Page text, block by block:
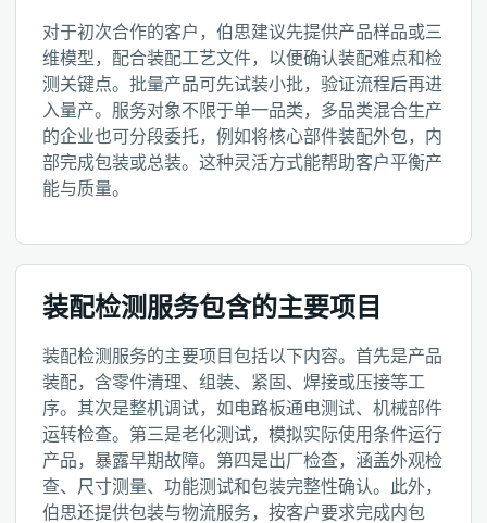
对于初次合作的客户，伯思建议先提供产品样品或三
维模型，配合装配工艺文件，以便确认装配难点和检
测关键点。批量产品可先试装小批，验证流程后再进
入量产。服务对象不限于单一品类，多品类混合生产
的企业也可分段委托，例如将核心部件装配外包，内
部完成包装或总装。这种灵活方式能帮助客户平衡产
能与质量。
装配检测服务包含的主要项目
装配检测服务的主要项目包括以下内容。首先是产品
装配，含零件清理、组装、紧固、焊接或压接等工
序。其次是整机调试，如电路板通电测试、机械部件
运转检查。第三是老化测试，模拟实际使用条件运行
产品，暴露早期故障。第四是出厂检查，涵盖外观检
查、尺寸测量、功能测试和包装完整性确认。此外，
伯思还提供包装与物流服务，按客户要求完成内包